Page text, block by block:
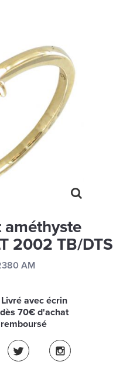
NOUS
améthyste
2002 TB/DTS
AM
avec écrin
70€ d'achat